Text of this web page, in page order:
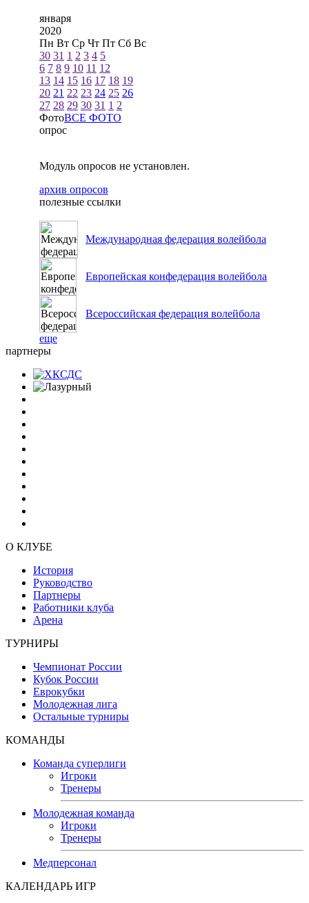
января
2020
Пн Вт Ср Чт Пт Сб Вс
30 31 1 2 3 4 5
6 7 8 9 10 11 12
13 14 15 16 17 18 19
20 21 22 23 24 25 26
27 28 29 30 31 1 2
ФотоВСЕ ФОТО
опрос
Модуль опросов не установлен.
архив опросов
полезные ссылки
Международная федерация волейбола
Европейская конфедерация волейбола
Всероссийская федерация волейбола
еще
партнеры
О КЛУБЕ
История
Руководство
Партнеры
Работники клуба
Арена
ТУРНИРЫ
Чемпионат России
Кубок России
Еврокубки
Молодежная лига
Остальные турниры
КОМАНДЫ
Команда суперлиги
Игроки
Тренеры
Молодежная команда
Игроки
Тренеры
Медперсонал
КАЛЕНДАРЬ ИГР